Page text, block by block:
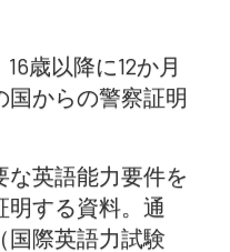
歳以降に12か月
国からの警察証明
な英語能力要件を
明する資料。通
国際英語力試験